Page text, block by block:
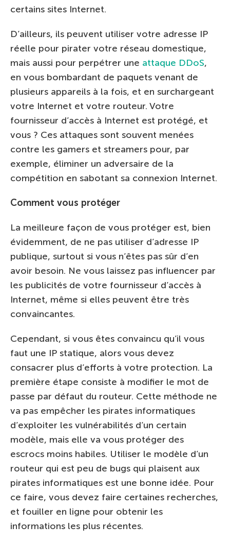
certains sites Internet.
D’ailleurs, ils peuvent utiliser votre adresse IP
réelle pour pirater votre réseau domestique,
mais aussi pour perpétrer une attaque DDoS,
en vous bombardant de paquets venant de
plusieurs appareils à la fois, et en surchargeant
votre Internet et votre routeur. Votre
fournisseur d’accès à Internet est protégé, et
vous ? Ces attaques sont souvent menées
contre les gamers et streamers pour, par
exemple, éliminer un adversaire de la
compétition en sabotant sa connexion Internet.
Comment vous protéger
La meilleure façon de vous protéger est, bien
évidemment, de ne pas utiliser d’adresse IP
publique, surtout si vous n’êtes pas sûr d’en
avoir besoin. Ne vous laissez pas influencer par
les publicités de votre fournisseur d’accès à
Internet, même si elles peuvent être très
convaincantes.
Cependant, si vous êtes convaincu qu’il vous
faut une IP statique, alors vous devez
consacrer plus d’efforts à votre protection. La
première étape consiste à modifier le mot de
passe par défaut du routeur. Cette méthode ne
va pas empêcher les pirates informatiques
d’exploiter les vulnérabilités d’un certain
modèle, mais elle va vous protéger des
escrocs moins habiles. Utiliser le modèle d’un
routeur qui est peu de bugs qui plaisent aux
pirates informatiques est une bonne idée. Pour
ce faire, vous devez faire certaines recherches,
et fouiller en ligne pour obtenir les
informations les plus récentes.